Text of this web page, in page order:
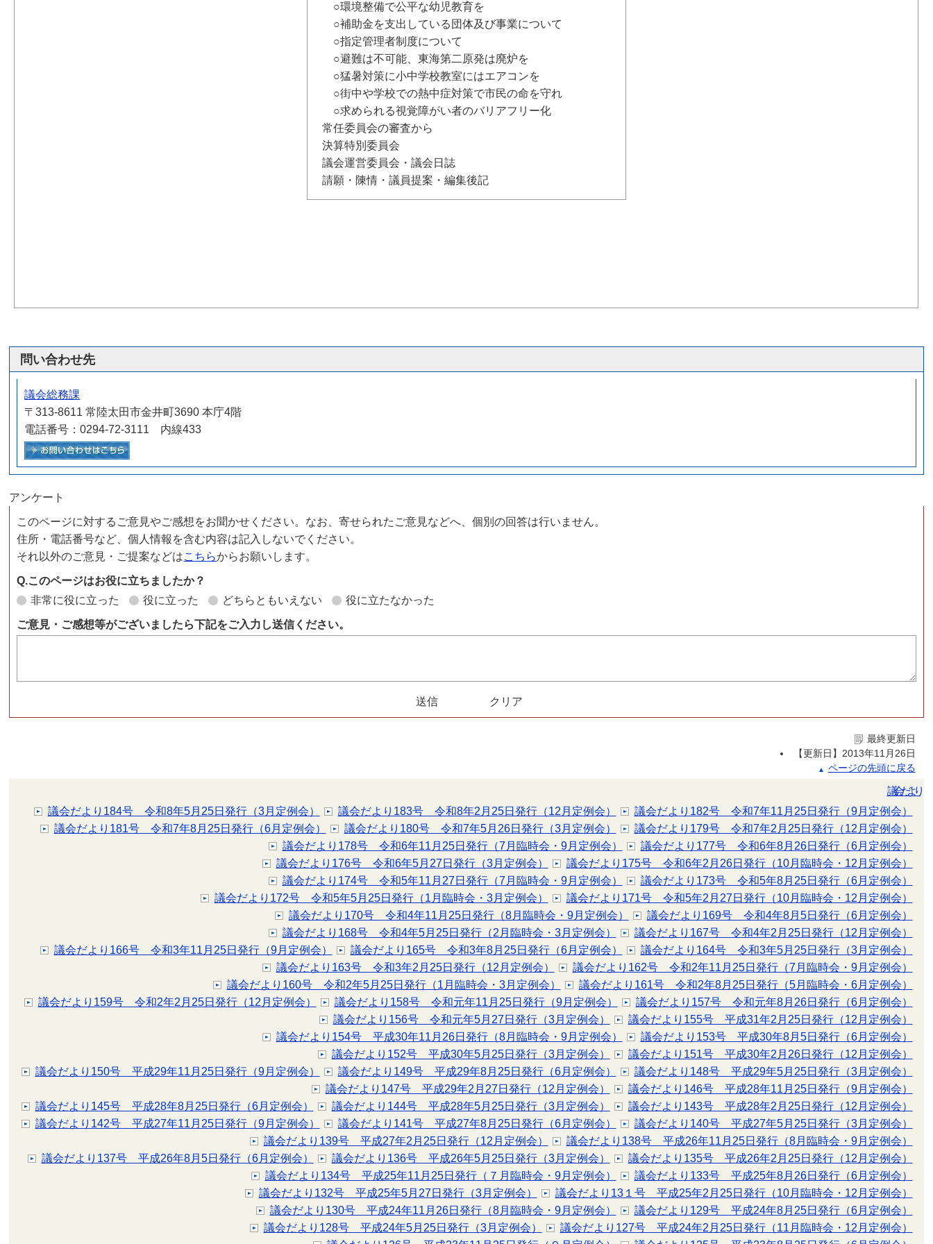
○環境整備で公平な幼児教育を
○補助金を支出している団体及び事業について
○指定管理者制度について
○避難は不可能、東海第二原発は廃炉を
○猛暑対策に小中学校教室にはエアコンを
○街中や学校での熱中症対策で市民の命を守れ
○求められる視覚障がい者のバリアフリー化
常任委員会の審査から
決算特別委員会
議会運営委員会・議会日誌
請願・陳情・議員提案・編集後記
問い合わせ先
議会総務課
〒313-8611 常陸太田市金井町3690 本庁4階
電話番号：0294-72-3111 内線433
アンケート
このページに対するご意見やご感想をお聞かせください。なお、寄せられたご意見などへ、個別の回答は行いません。
住所・電話番号など、個人情報を含む内容は記入しないでください。
それ以外のご意見・ご提案などはこちらからお願いします。
Q.このページはお役に立ちましたか？
非常に役に立った
役に立った どちらともいえない 役に立たなかった
ご意見・ご感想等がございましたら下記をご入力し送信ください。
最終更新日
【更新日】 2013年11月26日
ページの先頭に戻る
議会だより
議会だより184号 令和8年5月25日発行（3月定例会）
議会だより183号 令和8年2月25日発行（12月定例会）
議会だより182号 令和7年11月25日発行（9月定例会）
議会だより181号 令和7年8月25日発行（6月定例会）
議会だより180号 令和7年5月26日発行（3月定例会）
議会だより179号 令和7年2月25日発行（12月定例会）
議会だより178号 令和6年11月25日発行（7月臨時会・9月定例会）
議会だより177号 令和6年8月26日発行（6月定例会）
議会だより176号 令和6年5月27日発行（3月定例会）
議会だより175号 令和6年2月26日発行（10月臨時会・12月定例会）
議会だより174号 令和5年11月27日発行（7月臨時会・9月定例会）
議会だより173号 令和5年8月25日発行（6月定例会）
議会だより172号 令和5年5月25日発行（1月臨時会・3月定例会）
議会だより171号 令和5年2月27日発行（10月臨時会・12月定例会）
議会だより170号 令和4年11月25日発行（8月臨時会・9月定例会）
議会だより169号 令和4年8月5日発行（6月定例会）
議会だより168号 令和4年5月25日発行（2月臨時会・3月定例会）
議会だより167号 令和4年2月25日発行（12月定例会）
議会だより166号 令和3年11月25日発行（9月定例会）
議会だより165号 令和3年8月25日発行（6月定例会）
議会だより164号 令和3年5月25日発行（3月定例会）
議会だより163号 令和3年2月25日発行（12月定例会）
議会だより162号 令和2年11月25日発行（7月臨時会・9月定例会）
議会だより160号 令和2年5月25日発行（1月臨時会・3月定例会）
議会だより161号 令和2年8月25日発行（5月臨時会・6月定例会）
議会だより159号 令和2年2月25日発行（12月定例会）
議会だより158号 令和元年11月25日発行（9月定例会）
議会だより157号 令和元年8月26日発行（6月定例会）
議会だより156号 令和元年5月27日発行（3月定例会）
議会だより155号 平成31年2月25日発行（12月定例会）
議会だより154号 平成30年11月26日発行（8月臨時会・9月定例会）
議会だより153号 平成30年8月5日発行（6月定例会）
議会だより152号 平成30年5月25日発行（3月定例会）
議会だより151号 平成30年2月26日発行（12月定例会）
議会だより150号 平成29年11月25日発行（9月定例会）
議会だより149号 平成29年8月25日発行（6月定例会）
議会だより148号 平成29年5月25日発行（3月定例会）
議会だより147号 平成29年2月27日発行（12月定例会）
議会だより146号 平成28年11月25日発行（9月定例会）
議会だより145号 平成28年8月25日発行（6月定例会）
議会だより144号 平成28年5月25日発行（3月定例会）
議会だより143号 平成28年2月25日発行（12月定例会）
議会だより142号 平成27年11月25日発行（9月定例会）
議会だより141号 平成27年8月25日発行（6月定例会）
議会だより140号 平成27年5月25日発行（3月定例会）
議会だより139号 平成27年2月25日発行（12月定例会）
議会だより138号 平成26年11月25日発行（8月臨時会・9月定例会）
議会だより137号 平成26年8月5日発行（6月定例会）
議会だより136号 平成26年5月25日発行（3月定例会）
議会だより135号 平成26年2月25日発行（12月定例会）
議会だより134号 平成25年11月25日発行（７月臨時会・9月定例会）
議会だより133号 平成25年8月26日発行（6月定例会）
議会だより132号 平成25年5月27日発行（3月定例会）
議会だより13１号 平成25年2月25日発行（10月臨時会・12月定例会）
議会だより130号 平成24年11月26日発行（8月臨時会・9月定例会）
議会だより129号 平成24年8月25日発行（6月定例会）
議会だより128号 平成24年5月25日発行（3月定例会）
議会だより127号 平成24年2月25日発行（11月臨時会・12月定例会）